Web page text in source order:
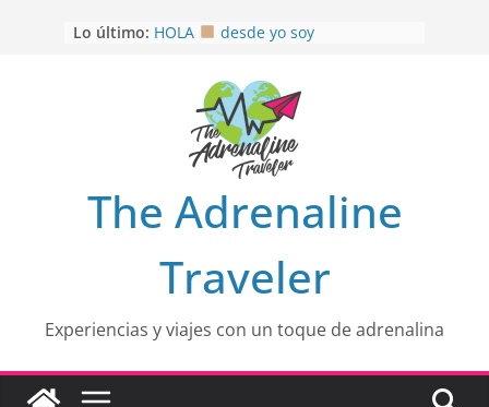
Lo último: MULITO!
Aprovechando que Wen tenía que
EL SENDERO DEL CACAO: Excelente
opción
HOSPEDAJE AL NATURALSHH !!
The Adrenaline
Traveler
Experiencias y viajes con un toque de adrenalina